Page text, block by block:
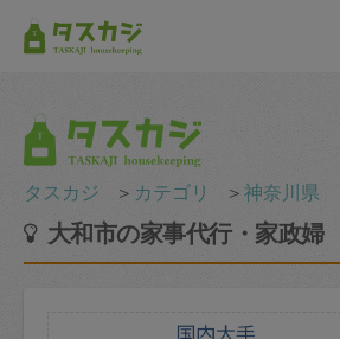
タスカジ ＞ カテゴリ ＞神奈川県
大和市の家事代行・家政婦